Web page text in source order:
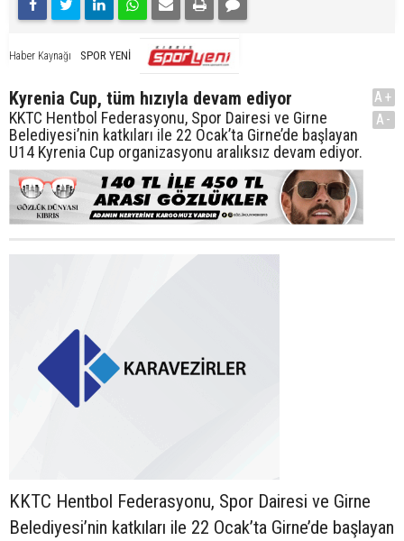
Haber Kaynağı SPOR YENİ
Kyrenia Cup, tüm hızıyla devam ediyor
KKTC Hentbol Federasyonu, Spor Dairesi ve Girne
Belediyesi’nin katkıları ile 22 Ocak’ta Girne’de başlayan
U14 Kyrenia Cup organizasyonu aralıksız devam ediyor.
A+
A-
KKTC Hentbol Federasyonu, Spor Dairesi ve Girne
Belediyesi’nin katkıları ile 22 Ocak’ta Girne’de başlayan